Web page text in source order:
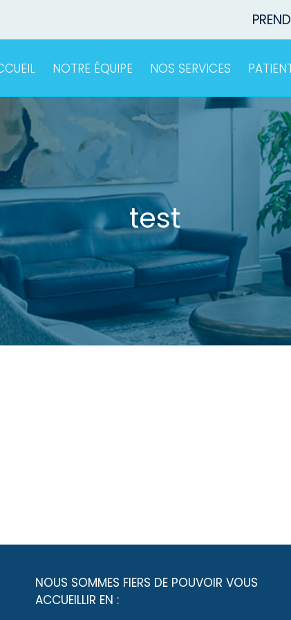
NOTRE ÉQUIPE NOS SERVICES
test
NOUS SOMMES FIERS DE POUVOIR VOUS
ACCUEILLIR EN :